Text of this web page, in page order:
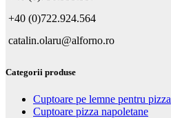
+40 (0)722.924.564
catalin.olaru@alforno.ro
Categorii produse
Cuptoare pe lemne pentru pizza
Cuptoare pizza napoletane